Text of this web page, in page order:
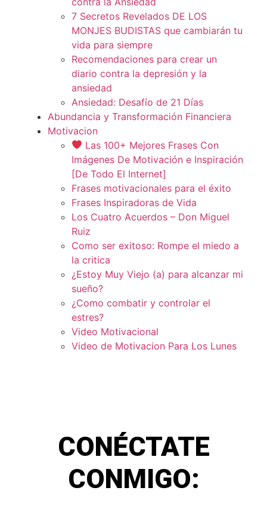
7 Secretos Revelados DE LOS
MONJES BUDISTAS que cambiarán tu
vida para siempre
Recomendaciones para crear un
diario contra la depresión y la
ansiedad
Ansiedad: Desafío de 21 Días
Abundancia y Transformación Financiera
Motivacion
Las 100+ Mejores Frases Con
Imágenes De Motivación e Inspiración
[De Todo El Internet]
Frases motivacionales para el éxito
Frases Inspiradoras de Vida
Los Cuatro Acuerdos – Don Miguel
Ruiz
Como ser exitoso: Rompe el miedo a
la critica
¿Estoy Muy Viejo (a) para alcanzar mi
sueño?
¿Como combatir y controlar el
estres?
Video Motivacional
Video de Motivacion Para Los Lunes
CONÉCTATE
CONMIGO: